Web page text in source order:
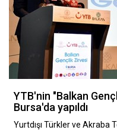
YTB'nin "Balkan
Bursa'da yapıldı
Yurtdışı Türkler ve Akraba